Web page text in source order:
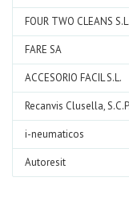
FOUR TWO CLEANS S.L.
FARE SA
ACCESORIO FACIL S.L.
Recanvis Clusella, S.C.P.
i-neumaticos
Autoresit